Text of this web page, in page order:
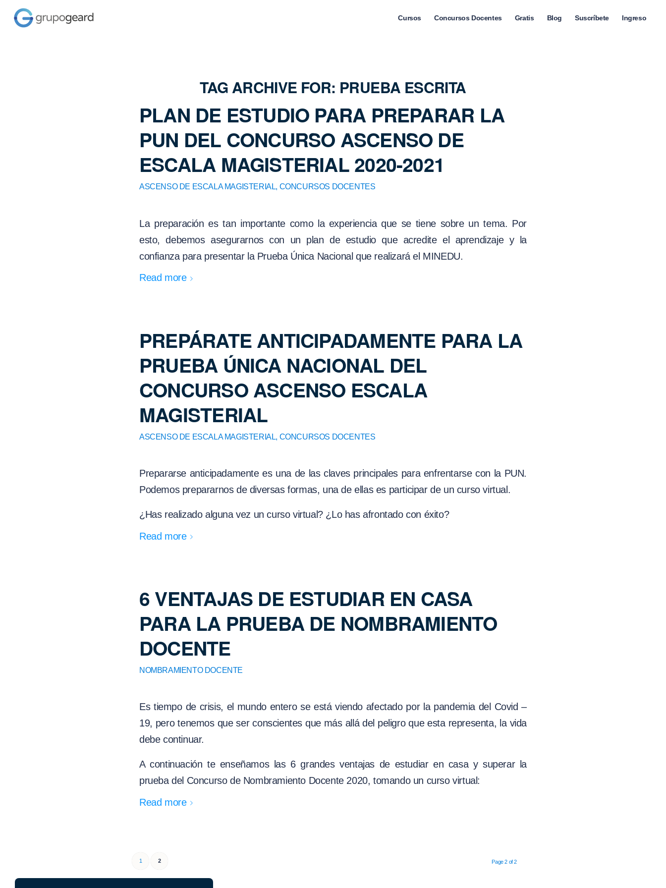
Cursos Concursos Docentes Gratis Blog Suscríbete Ingreso
TAG ARCHIVE FOR: PRUEBA ESCRITA
PLAN DE ESTUDIO PARA PREPARAR LA
PUN DEL CONCURSO ASCENSO DE
ESCALA MAGISTERIAL 2020-2021
ASCENSO DE ESCALA MAGISTERIAL, CONCURSOS DOCENTES
La preparación es tan importante como la experiencia que se tiene sobre un tema. Por
esto, debemos asegurarnos con un plan de estudio que acredite el aprendizaje y la
confianza para presentar la Prueba Única Nacional que realizará el MINEDU.
Read more
PREPÁRATE ANTICIPADAMENTE PARA LA
PRUEBA ÚNICA NACIONAL DEL
CONCURSO ASCENSO ESCALA
MAGISTERIAL
ASCENSO DE ESCALA MAGISTERIAL, CONCURSOS DOCENTES
Prepararse anticipadamente es una de las claves principales para enfrentarse con la PUN.
Podemos prepararnos de diversas formas, una de ellas es participar de un curso virtual.
¿Has realizado alguna vez un curso virtual? ¿Lo has afrontado con éxito?
Read more
6 VENTAJAS DE ESTUDIAR EN CASA
PARA LA PRUEBA DE NOMBRAMIENTO
DOCENTE
NOMBRAMIENTO DOCENTE
Es tiempo de crisis, el mundo entero se está viendo afectado por la pandemia del Covid –
19, pero tenemos que ser conscientes que más allá del peligro que esta representa, la vida
debe continuar.
A continuación te enseñamos las 6 grandes ventajas de estudiar en casa y superar la
prueba del Concurso de Nombramiento Docente 2020, tomando un curso virtual:
Read more
Page 2 of 2
1 2